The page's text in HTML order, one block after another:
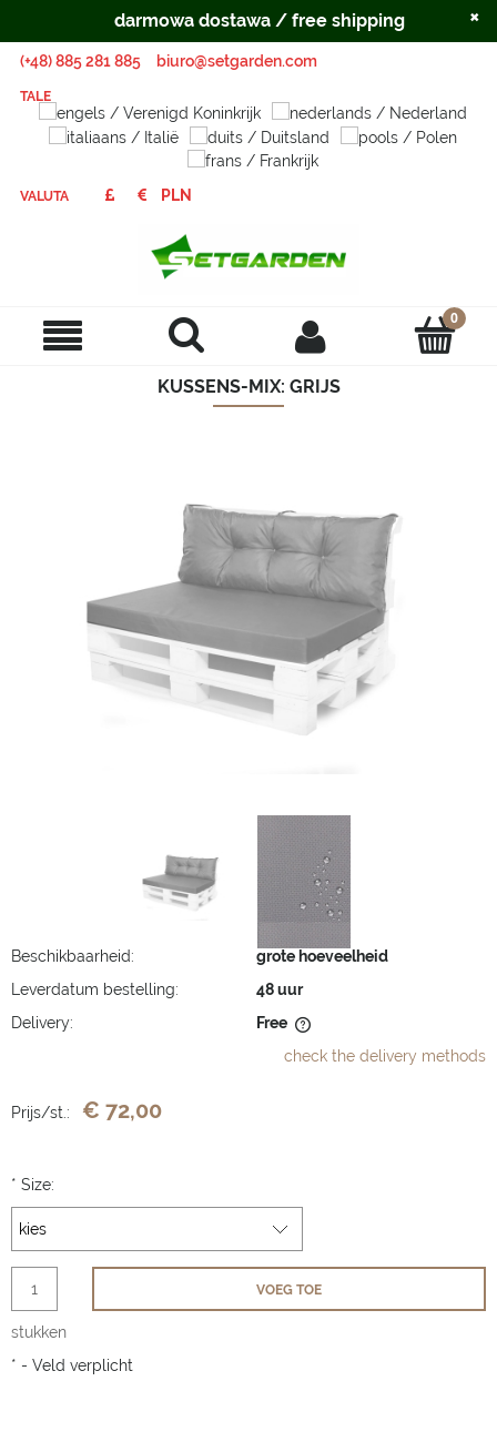
(+48) 885 281 885 biuro@setgarden.com
TALE
VALUTA
KUSSENS-MIX: GRIJS
Beschikbaarheid:
grote hoeveelheid
Leverdatum bestelling:
48 uur
Delivery:
Free
check the delivery methods
Prijs/st.: € 72,00
* Size:
stukken
VOEG TOE
* - Veld verplicht
darmowa dostawa / free shipping ×